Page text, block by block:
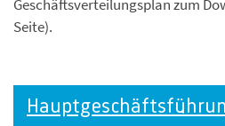
Geschäftsverteilungsplan zum
Seite).